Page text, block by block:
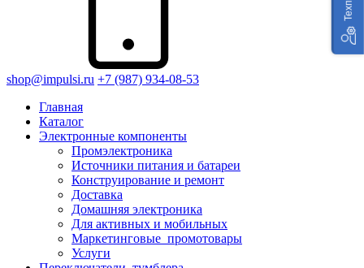
shop@impulsi.ru +7 (987) 934-08-53
Главная
Каталог
Электронные компоненты
Промэлектроника
Источники питания и батареи
Конструирование и ремонт
Доставка
Домашняя электроника
Для активных и мобильных
Маркетинговые_промотовары
Услуги